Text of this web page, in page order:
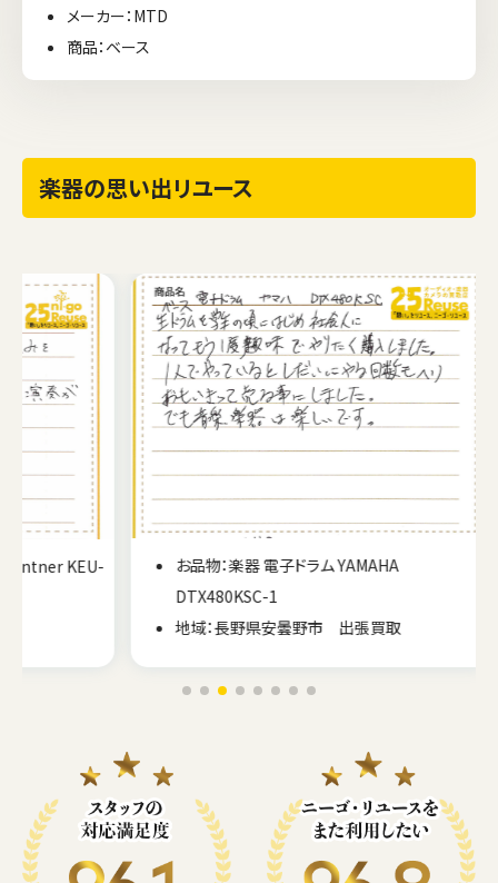
メーカー：MTD
商品：ベース
楽器の思い出リユース
KEU-
お品物：楽器 電子ドラム YAMAHA
DTX480KSC-1
地域：長野県安曇野市 出張買取